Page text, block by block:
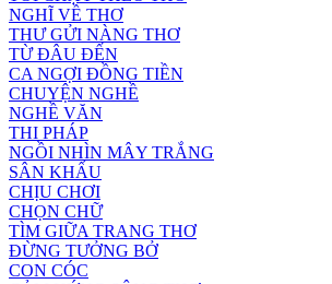
NGHĨ VỀ THƠ
THƯ GỬI NÀNG THƠ
TỪ ĐÂU ĐẾN
CA NGỢI ĐỒNG TIỀN
CHUYỆN NGHỀ
NGHỀ VĂN
THI PHÁP
NGỒI NHÌN MÂY TRẮNG
SÂN KHẤU
CHỊU CHƠI
CHỌN CHỮ
TÌM GIỮA TRANG THƠ
ĐỪNG TƯỞNG BỞ
CON CÓC